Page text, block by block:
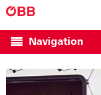
Navigation